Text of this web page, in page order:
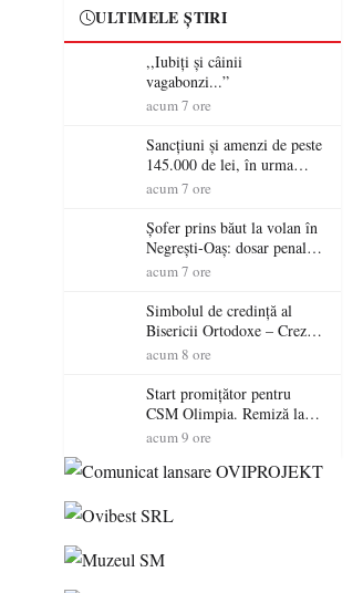
ULTIMELE ȘTIRI
,,Iubiți și câinii
vagabonzi...”
acum 7 ore
Sancțiuni și amenzi de peste
145.000 de lei, în urma
acțiunilor polițiștilor
acum 7 ore
Șofer prins băut la volan în
Negrești-Oaș: dosar penal
după un control al
acum 7 ore
Simbolul de credinţă al
Bisericii Ortodoxe – Crezul
(3)
acum 8 ore
Start promițător pentru
CSM Olimpia. Remiză la
Dumbrăvița în debutul
acum 9 ore